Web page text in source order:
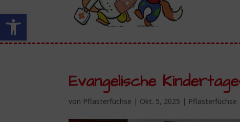
Werkzeugleiste öffnen
Evangelische
von Pflasterfüchse | Okt. 5, 2025 | Pflasterfüchse